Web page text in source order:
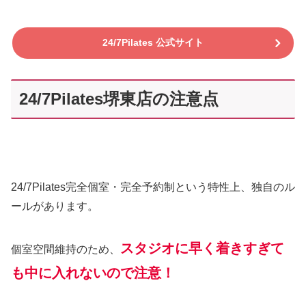
24/7Pilates 公式サイト
24/7Pilates堺東店の注意点
24/7Pilates完全個室・完全予約制という特性上、独自のル
ールがあります。
個室空間維持のため、
スタジオに早く着きすぎて
も中に入れないので注意！